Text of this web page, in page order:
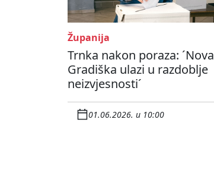
Županija
Trnka nakon poraza: ´Nova
Gradiška ulazi u razdoblje
neizvjesnosti´
01.06.2026. u 10:00